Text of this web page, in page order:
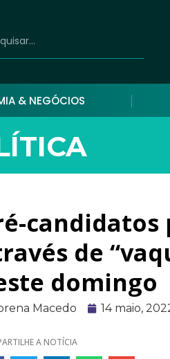
& NEGÓCIOS
de
domingo
Macedo 14 maio,
A NOTÍCIA